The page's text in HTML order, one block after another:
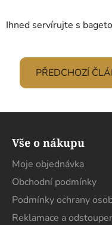
Ihned servírujte s
PŘEDCHOZÍ
Z
Vše o nákupu
Moje objednávka
Obchodní podmínky
Podmínky ochrany
Reklamace a